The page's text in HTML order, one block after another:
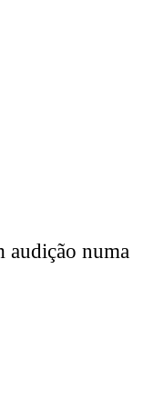
audição numa